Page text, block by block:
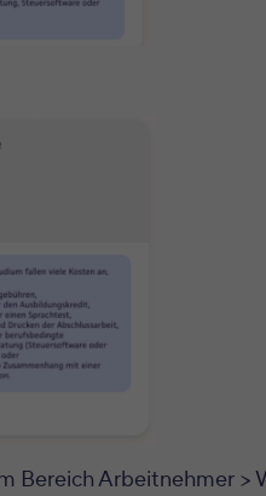
Bereich Arbeitnehmer >